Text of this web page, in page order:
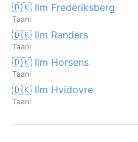
🇩🇰 Ilm Frederiksberg
Taani
🇩🇰 Ilm Randers
Taani
🇩🇰 Ilm Horsens
Taani
🇩🇰 Ilm Hvidovre
Taani